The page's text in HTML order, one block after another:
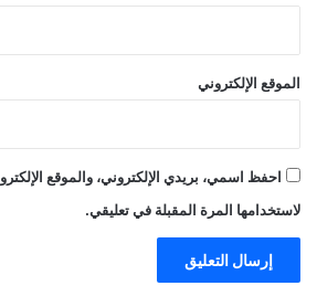
الموقع الإلكتروني
احفظ اسمي، بريدي الإلكتروني، والموقع
لاستخدامها المرة المقبلة في تعليقي.